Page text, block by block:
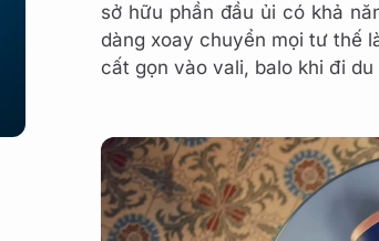
sở hữu phần đầu ủi có khả
dàng xoay chuyển mọi tư thế
cất gọn vào vali, balo khi đi